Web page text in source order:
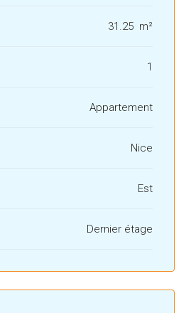
31.25 m²
1
Appartement
Nice
Est
Dernier étage